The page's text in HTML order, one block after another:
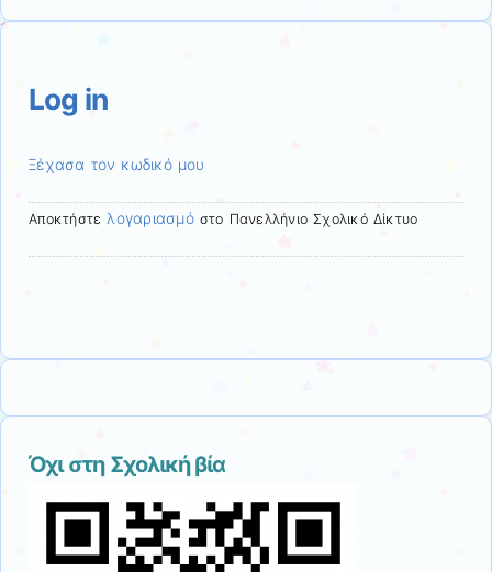
page
Log in
Ξέχασα τον κωδικό μου
Αποκτήστε λογαριασμόστο Πανελλήνιο Σχολικό Δίκτυο
Όχι στη Σχολική βία